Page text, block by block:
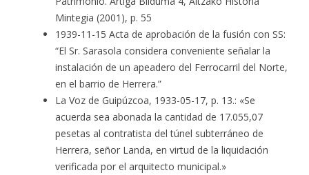
Mintegia (2001), p. 55
1939-11-15 Acta de aprobación de la fusión con SS:
“El Sr. Sarasola considera conveniente señalar la
instalación de un apeadero del Ferrocarril del Norte,
en el barrio de Herrera.”
La Voz de Guipúzcoa, 1933-05-17, p. 13.: «Se
acuerda sea abonada la cantidad de 17.055,07
pesetas al contratista del túnel subterráneo de
Herrera, señor Landa, en virtud de la liquidación
verificada por el arquitecto municipal.»